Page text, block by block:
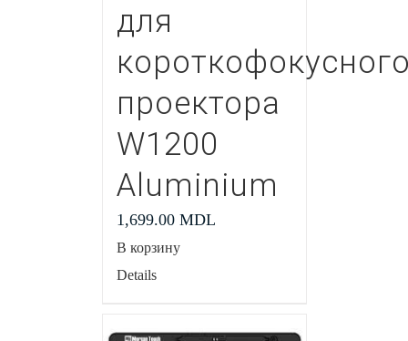
для
проектора
W1200
Aluminium
1,699.00 MDL
В корзину
Details